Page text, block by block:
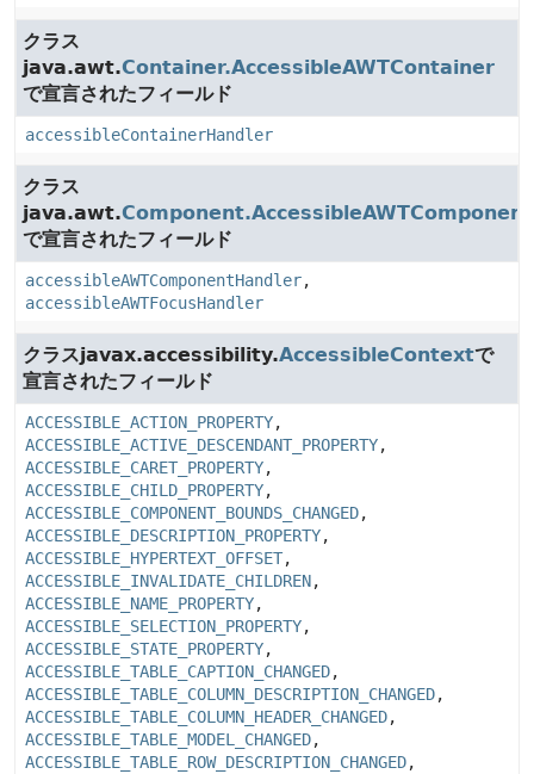
クラス
java.awt.Container.AccessibleAWTContainer
で宣言されたフィールド
accessibleContainerHandler
クラス
java.awt.Component.AccessibleAWTComponent
で宣言されたフィールド
accessibleAWTComponentHandler,
accessibleAWTFocusHandler
クラスjavax.accessibility.AccessibleContextで
宣言されたフィールド
ACCESSIBLE_ACTION_PROPERTY,
ACCESSIBLE_ACTIVE_DESCENDANT_PROPERTY,
ACCESSIBLE_CARET_PROPERTY,
ACCESSIBLE_CHILD_PROPERTY,
ACCESSIBLE_COMPONENT_BOUNDS_CHANGED,
ACCESSIBLE_DESCRIPTION_PROPERTY,
ACCESSIBLE_HYPERTEXT_OFFSET,
ACCESSIBLE_INVALIDATE_CHILDREN,
ACCESSIBLE_NAME_PROPERTY,
ACCESSIBLE_SELECTION_PROPERTY,
ACCESSIBLE_STATE_PROPERTY,
ACCESSIBLE_TABLE_CAPTION_CHANGED,
ACCESSIBLE_TABLE_COLUMN_DESCRIPTION_CHANGED,
ACCESSIBLE_TABLE_COLUMN_HEADER_CHANGED,
ACCESSIBLE_TABLE_MODEL_CHANGED,
ACCESSIBLE_TABLE_ROW_DESCRIPTION_CHANGED,